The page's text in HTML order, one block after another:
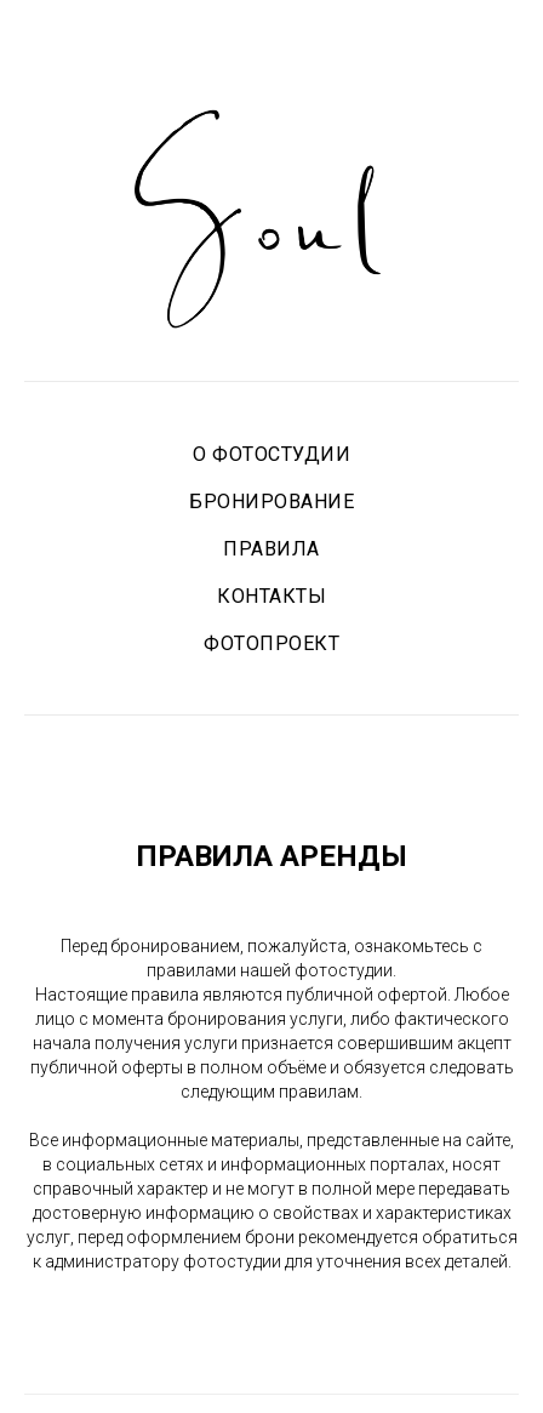
О ФОТОСТУДИИ
БРОНИРОВАНИЕ
ПРАВИЛА
КОНТАКТЫ
ФОТОПРОЕКТ
ПРАВИЛА АРЕНДЫ
Перед бронированием, пожалуйста, ознакомьтесь с
правилами нашей фотостудии.
Настоящие правила являются публичной офертой. Любое
лицо с момента бронирования услуги, либо фактического
начала получения услуги признается совершившим акцепт
публичной оферты в полном объёме и обязуется следовать
следующим правилам.
Все информационные материалы, представленные на сайте,
в социальных сетях и информационных порталах, носят
справочный характер и не могут в полной мере передавать
достоверную информацию о свойствах и характеристиках
услуг, перед оформлением брони рекомендуется обратиться
к администратору фотостудии для уточнения всех деталей.